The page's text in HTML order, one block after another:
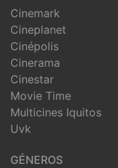
Cinemark
Cineplanet
Cinépolis
Cinerama
Cinestar
Movie Time
Multicines Iquitos
Uvk
GÉNEROS